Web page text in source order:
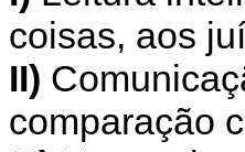
coisas, aos
II)
comparação